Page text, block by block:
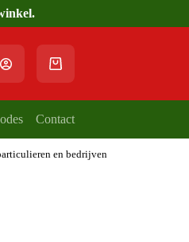
Winkelwagen
Contact
en bedrijven